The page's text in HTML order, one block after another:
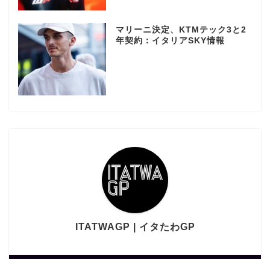
マリーニ決定、KTMテック3と2
年契約：イタリアSKY情報
ITATWAGP | イタたわGP